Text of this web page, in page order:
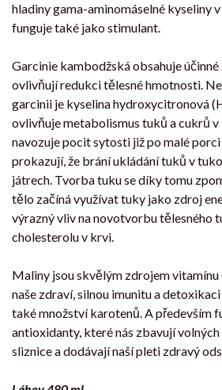
hladiny gama-aminomáselné kyseliny
funguje také jako stimulant.
Garcinie kambodžská obsahuje
ovlivňují redukci tělesné hmotnosti.
garcinii je kyselina hydroxycitronová
ovlivňuje metabolismus tuků a cukrů
navozuje pocit sytosti již po malé
prokazují, že brání ukládání tuků v
játrech. Tvorba tuku se díky tomu
tělo začíná využívat tuky jako zdroj
výrazný vliv na novotvorbu tělesného
cholesterolu v krvi.
Maliny jsou skvělým zdrojem
naše zdraví, silnou imunitu a
také množství karotenů. A především
antioxidanty, které nás zbavují
sliznice a dodávají naší pleti zdravý